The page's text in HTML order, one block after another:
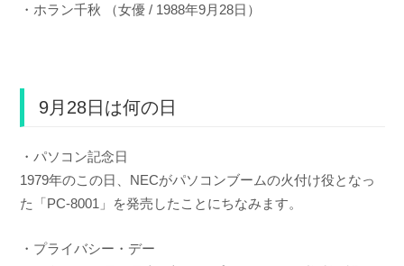
・ホラン千秋 （女優 / 1988年9月28日）
9月28日は何の日
・パソコン記念日
1979年のこの日、NECがパソコンブームの火付け役となっ
た「PC-8001」を発売したことにちなみます。
・プライバシー・デー